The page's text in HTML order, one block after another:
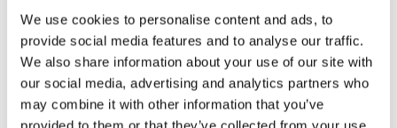
We use cookies to personalise content and ads, to
provide social media features and to analyse our traffic.
We also share information about your use of our site with
our social media, advertising and analytics partners who
may combine it with other information that you’ve
provided to them or that they’ve collected from your use
Lev.1 - 2 hverdage
Mere om produktet Produktspecifikationer